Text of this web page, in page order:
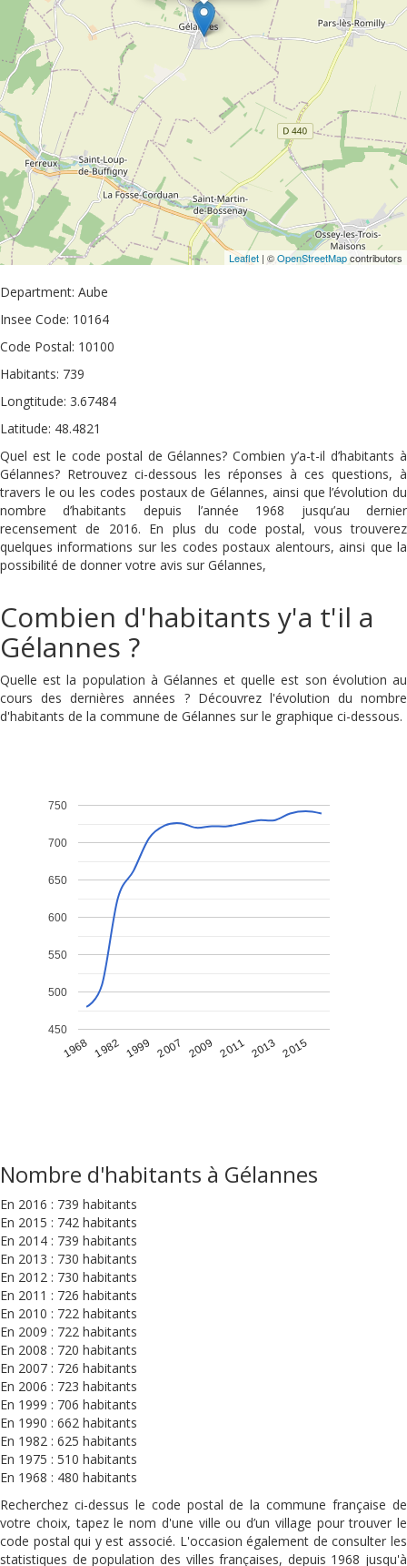
Leaflet | ©OpenStreetMapcontributors
Department: Aube
Insee Code: 10164
Code Postal: 10100
Habitants: 739
Longtitude: 3.67484
Latitude: 48.4821
Quel est le code postal de Gélannes? Combien y’a-t-il d’habitants à
Gélannes? Retrouvez ci-dessous les réponses à ces questions, à
travers le ou les codes postaux de Gélannes, ainsi que l’évolution du
nombre d’habitants depuis l’année 1968 jusqu’au dernier
recensement de 2016. En plus du code postal, vous trouverez
quelques informations sur les codes postaux alentours, ainsi que la
possibilité de donner votre avis sur Gélannes,
Combien d'habitants y'a t'il a
Gélannes ?
Quelle est la population à Gélannes et quelle est son évolution au
cours des dernières années ? Découvrez l'évolution du nombre
d'habitants de la commune de Gélannes sur le graphique ci-dessous.
1968 1982 1999 2007 2009 2011 2013 2015
450
500
550
600
650
700
750
Nombre d'habitants à Gélannes
En 2016 : 739 habitants
En 2015 : 742 habitants
En 2014 : 739 habitants
En 2013 : 730 habitants
En 2012 : 730 habitants
En 2011 : 726 habitants
En 2010 : 722 habitants
En 2009 : 722 habitants
En 2008 : 720 habitants
En 2007 : 726 habitants
En 2006 : 723 habitants
En 1999 : 706 habitants
En 1990 : 662 habitants
En 1982 : 625 habitants
En 1975 : 510 habitants
En 1968 : 480 habitants
Recherchez ci-dessus le code postal de la commune française de
votre choix, tapez le nom d'une ville ou d’un village pour trouver le
code postal qui y est associé. L'occasion également de consulter les
statistiques de population des villes françaises, depuis 1968 jusqu'à